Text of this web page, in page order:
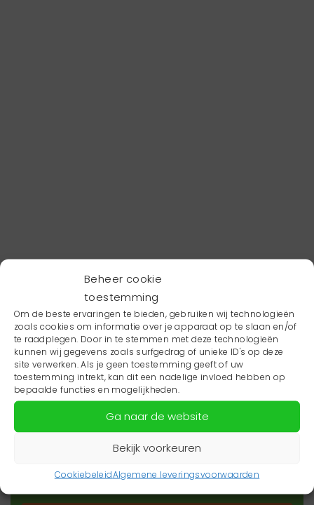
Beheer cookie
toestemming
Om de beste ervaringen te bieden, gebruiken wij technologieën
zoals cookies om informatie over je apparaat op te slaan en/of
te raadplegen. Door in te stemmen met deze technologieën
kunnen wij gegevens zoals surfgedrag of unieke ID's op deze
site verwerken. Als je geen toestemming geeft of uw
toestemming intrekt, kan dit een nadelige invloed hebben op
bepaalde functies en mogelijkheden.
Ga naar de website
Bekijk voorkeuren
CookiebeleidAlgemene leveringsvoorwaarden
Wil je niets missen?
Wil je op de hoogte blijven van het laatste
zorgnieuws in jouw regio? Schrijf je dan in voor
onze nieuwsbrief.